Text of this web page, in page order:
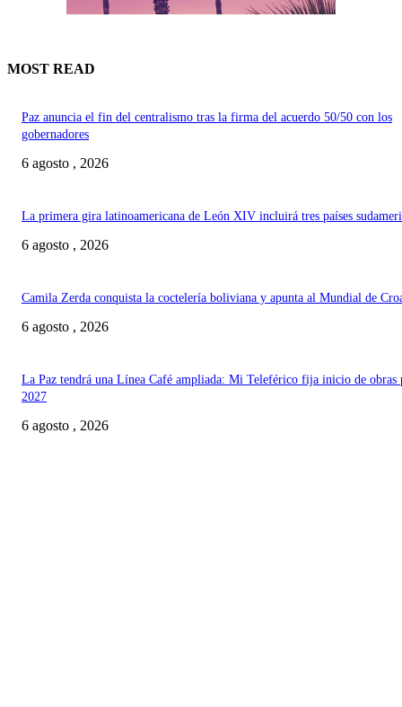
MOST READ
Paz anuncia el fin del centralismo tras la firma del acuerdo 50/50 con los
gobernadores
6 agosto , 2026
La primera gira latinoamericana de León XIV incluirá tres países
6 agosto , 2026
Camila Zerda conquista la coctelería boliviana y apunta al Mundial de
6 agosto , 2026
La Paz tendrá una Línea Café ampliada: Mi Teleférico fija inicio de obras
2027
6 agosto , 2026